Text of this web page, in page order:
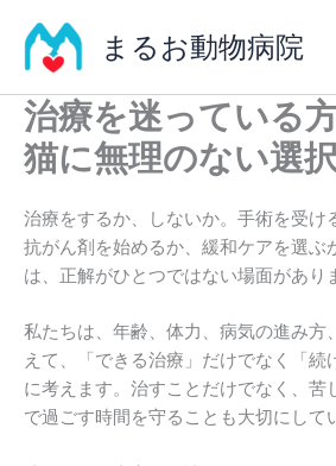
ス
まるお動物病院
治療を迷っている
猫に無理のない選
治療をするか、しないか。手術を受け
抗がん剤を始めるか、緩和ケアを選ぶ
は、正解がひとつではない場面があり
私たちは、年齢、体力、病気の進み方
えて、「できる治療」だけでなく「続
に考えます。治すことだけでなく、苦
で過ごす時間を守ることも大切にして